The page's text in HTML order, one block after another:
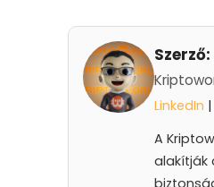
Szerző:
LinkedIn |
A
alakítják